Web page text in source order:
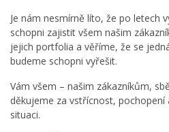
Je nám nesmírně líto, že po letech
schopni zajistit všem našim
jejich portfolia a věříme, že se
budeme schopni vyřešit.
Vám všem – našim zákazníkům,
děkujeme za vstřícnost,
situaci.